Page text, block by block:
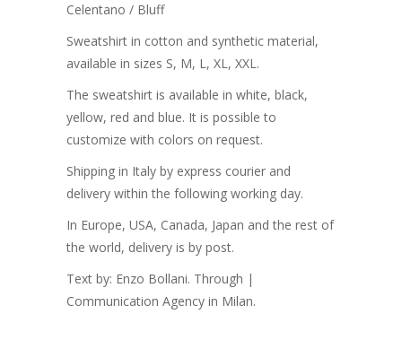
Celentano / Bluff
Sweatshirt in cotton and synthetic material,
available in sizes S, M, L, XL, XXL.
The sweatshirt is available in white, black,
yellow, red and blue. It is possible to
customize with colors on request.
Shipping in Italy by express courier and
delivery within the following working day.
In Europe, USA, Canada, Japan and the rest of
the world, delivery is by post.
Text by: Enzo Bollani. Through |
Communication Agency in Milan.